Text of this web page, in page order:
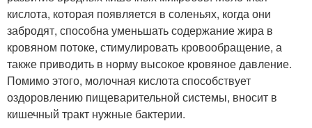
кислота, которая появляется в соленьях, когда они
забродят, способна уменьшать содержание жира в
кровяном потоке, стимулировать кровообращение, а
также приводить в норму высокое кровяное давление.
Помимо этого, молочная кислота способствует
оздоровлению пищеварительной системы, вносит в
кишечный тракт нужные бактерии.